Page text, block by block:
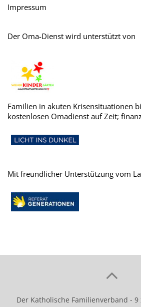
Impressum
Der Oma-Dienst wird unterstützt von
Familien in akuten Krisensituationen
kostenlosen Omadienst auf Zeit;
Mit freundlicher Unterstützung vom
Der Katholische Familienverband -